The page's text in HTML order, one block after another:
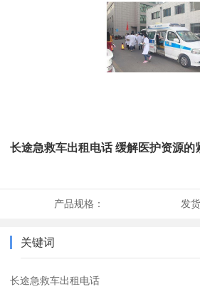
长途急救车出租电话 缓解医护资源的
产品规格： 发
关键词
长途急救车出租电话